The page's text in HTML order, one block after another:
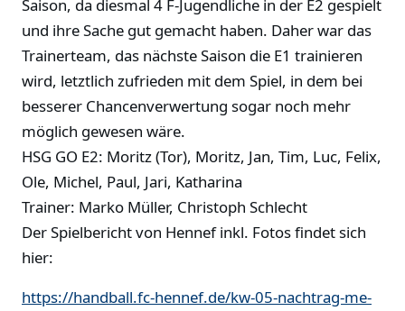
Saison, da diesmal 4 F-Jugendliche in der E2 gespielt
und ihre Sache gut gemacht haben. Daher war das
Trainerteam, das nächste Saison die E1 trainieren
wird, letztlich zufrieden mit dem Spiel, in dem bei
besserer Chancenverwertung sogar noch mehr
möglich gewesen wäre.
HSG GO E2: Moritz (Tor), Moritz, Jan, Tim, Luc, Felix,
Ole, Michel, Paul, Jari, Katharina
Trainer: Marko Müller, Christoph Schlecht
Der Spielbericht von Hennef inkl. Fotos findet sich
hier:
https://handball.fc-hennef.de/kw-05-nachtrag-me-